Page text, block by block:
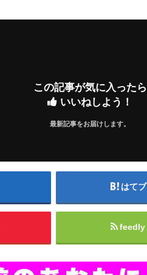
この記事が気に入ったら
いいねしよう！
最新記事をお届けします。
はてブ
feedly